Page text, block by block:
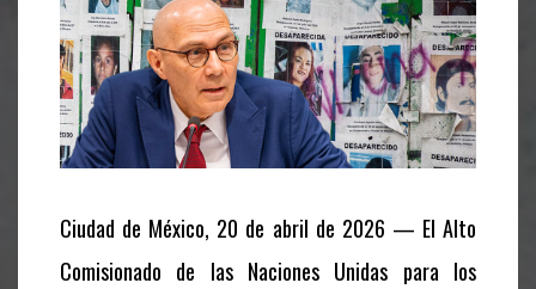
Ciudad de México, 20 de abril de 2026 — El Alto
Comisionado de las Naciones Unidas para los